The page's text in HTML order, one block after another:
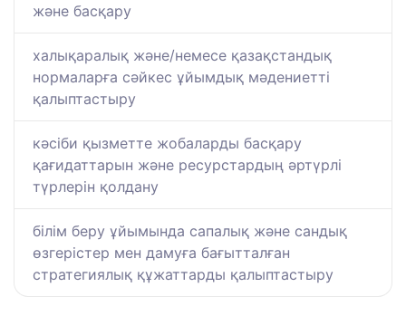
және басқару
халықаралық және/немесе қазақстандық
нормаларға сәйкес ұйымдық мәдениетті
қалыптастыру
кәсіби қызметте жобаларды басқару
қағидаттарын және ресурстардың әртүрлі
түрлерін қолдану
білім беру ұйымында сапалық және сандық
өзгерістер мен дамуға бағытталған
стратегиялық құжаттарды қалыптастыру